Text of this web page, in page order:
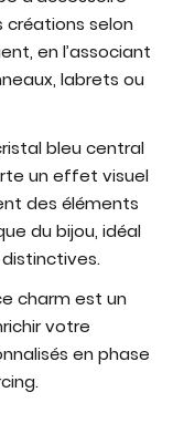
créations selon
en l’associant
labrets ou
bleu central
un effet visuel
des éléments
du bijou, idéal
charm est un
votre
en phase